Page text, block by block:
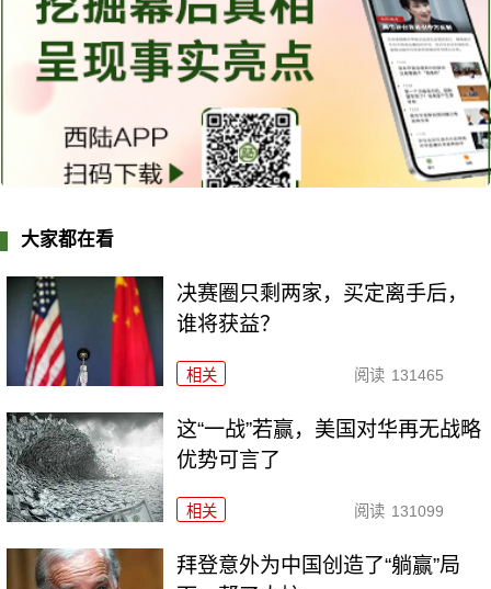
大家都在看
决赛圈只剩两家，买定离手后，
谁将获益？
相关 阅读 131465
这“一战”若赢，美国对华再无战略
优势可言了
相关 阅读 131099
拜登意外为中国创造了“躺赢”局